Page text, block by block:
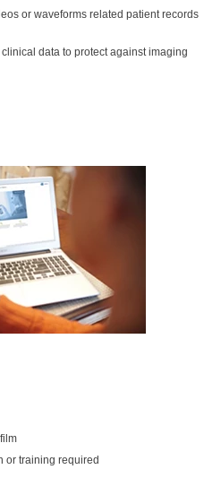
or waveforms related patient records
data to protect against imaging
or training required